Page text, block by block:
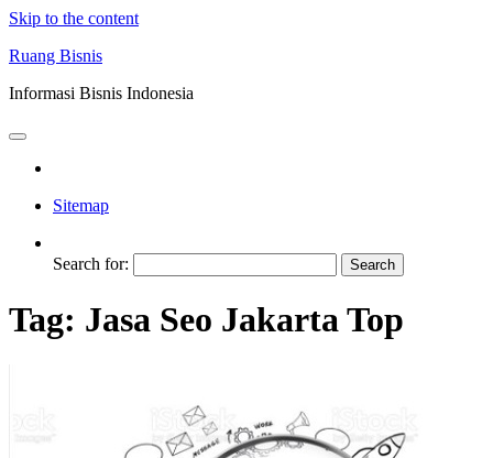
Skip to the content
Ruang Bisnis
Informasi Bisnis Indonesia
Sitemap
Search for:
Tag: Jasa Seo Jakarta Top